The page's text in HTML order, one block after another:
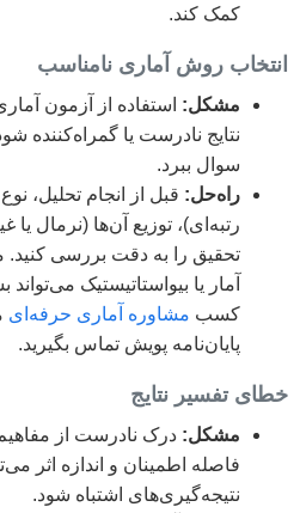
کمک کند.
انتخاب روش آماری نامناسب
مشکل: استفاده از آزمون
نتایج نادرست یا گمراه‌کننده
سوال ببرد.
راه‌حل: قبل از انجام تحلیل،
رتبه‌ای)، توزیع آن‌ها (نرمال
تحقیق را به دقت بررسی
آمار یا بیواستاتیستیک
کسب مشاوره آماری حرفه‌ای
پایان‌نامه پویش تماس بگیرید.
خطای تفسیر نتایج
مشکل:
فاصله اطمینان و اندازه اثر
نتیجه‌گیری‌های اشتباه شود.